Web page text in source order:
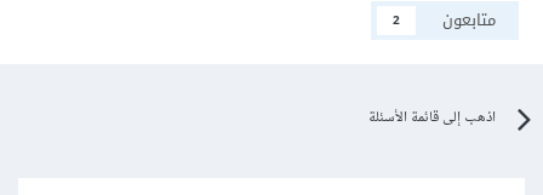
متابعون
2
اذهب إلى قائمة الأسئلة